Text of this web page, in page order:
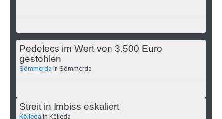
Pedelecs im Wert von 3.500 Euro
gestohlen
Sömmerda in Sömmerda
Streit in Imbiss eskaliert
Kölleda in Kölleda